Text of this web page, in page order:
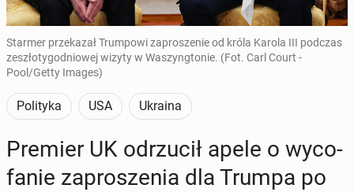
Starmer przekazał Trumpowi zaproszenie od króla Karola III podczas
zeszłotygodniowej wizyty w Waszyngtonie. (Fot. Carl Court -
Pool/Getty Images)
Polityka USA Ukraina
Premier UK od­rzu­cił apele o wy­co­
fa­nie za­pro­sze­nia dla Trumpa po